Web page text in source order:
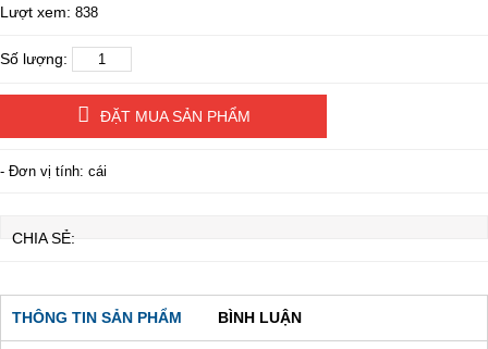
Lượt xem: 838
Số lượng:
ĐẶT MUA SẢN PHẨM
- Đơn vị tính: cái
CHIA SẺ:
THÔNG TIN SẢN PHẨM BÌNH LUẬN